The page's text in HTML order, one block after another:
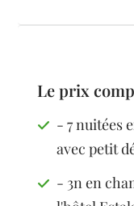
Le prix
- 7 nuitées
avec petit
- 3n en